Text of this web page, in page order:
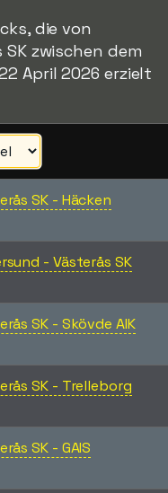
die von
SK zwischen dem
April 2026 erzielt
SK - Häcken
- Västerås SK
SK - Skövde AIK
SK - Trelleborg
SK - GAIS